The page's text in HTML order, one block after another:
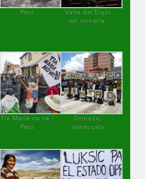
Perú
Valle del Elqui
sin minería.
Tía María no va !
Perú
Orinoco,
Venezuela